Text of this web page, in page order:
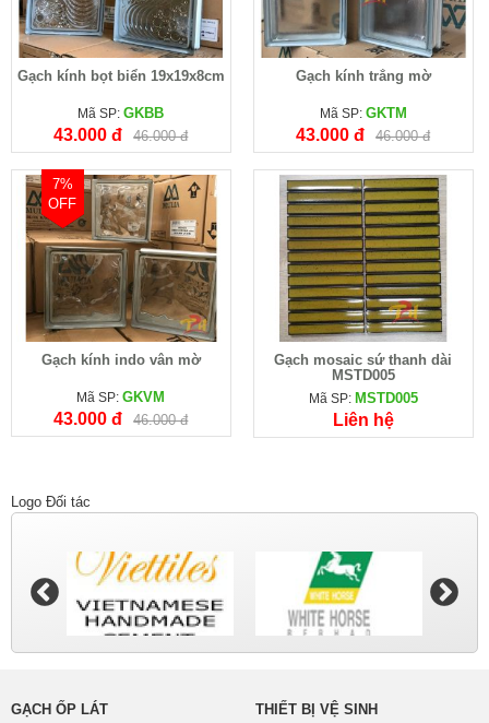
Gạch kính bọt biển 19x19x8cm
Mã SP:GKBB
43.000 đ 46.000 đ
Gạch kính trắng mờ
Mã SP: GKTM
43.000 đ 46.000 đ
7%
OFF
Gạch kính indo vân mờ
Mã SP:GKVM
43.000 đ 46.000 đ
Gạch mosaic sứ thanh dài
MSTD005
Mã SP: MSTD005
Liên hệ
Logo Đối tác
GẠCH ỐP LÁT
THIẾT BỊ VỆ SINH